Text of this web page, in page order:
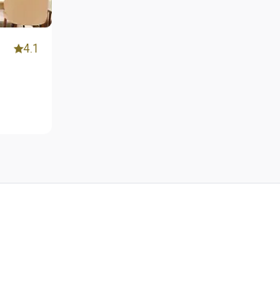
4.1